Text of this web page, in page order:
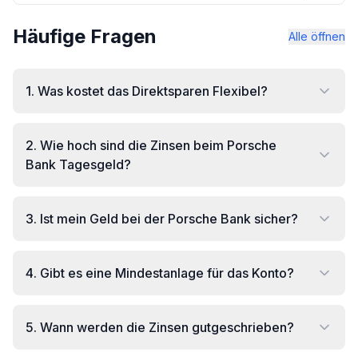
Häufige Fragen Alle öffnen
1. Was kostet das Direktsparen Flexibel?
2. Wie hoch sind die Zinsen beim Porsche
Bank Tagesgeld?
3. Ist mein Geld bei der Porsche Bank sicher?
4. Gibt es eine Mindestanlage für das Konto?
5. Wann werden die Zinsen gutgeschrieben?